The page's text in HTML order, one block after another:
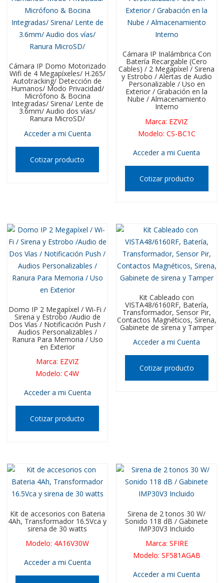
Cámara IP Domo Motorizado
Wifi de 4 Megapíxeles/ H.265/
Autotracking/ Detección de
Humanos/ Modo Privacidad/
Micrófono & Bocina
Integradas/ Sirena/ Lente de
3.6mm/ Audio dos vías/
Ranura MicroSD/
Acceder a mi Cuenta
Cotizar producto
Cámara IP Inalámbrica Con
Batería Recargable (Cero
Cables) / 2 Megapíxel / Sirena
y Estrobo / Alertas de Audio
Personalizable / Uso en
Exterior / Grabación en la
Nube / Almacenamiento
Interno
Marca: EZVIZ
Modelo: CS-BC1C
Acceder a mi Cuenta
Cotizar producto
Domo IP 2 Megapíxel / Wi-Fi /
Sirena y Estrobo /Audio de
Dos Vías / Notificación Push /
Audios Personalizables /
Ranura Para Memoria / Uso
en Exterior
Marca: EZVIZ
Modelo:C4W
Acceder a mi Cuenta
Cotizar producto
Kit Cableado con
VISTA48/6160RF, Batería,
Transformador, Sensor Pir,
Contactos Magnéticos, Sirena,
Gabinete de sirena y Tamper
Acceder a mi Cuenta
Cotizar producto
Kit de accesorios con Bateria
4Ah, Transformador 16.5Vca y
sirena de 30 watts
Modelo: 4A16V30W
Acceder a mi Cuenta
Sirena de 2 tonos 30 W/
Sonido 118 dB / Gabinete
IMP30V3 Incluido
Marca: SFIRE
Modelo: SF581AGAB
Acceder a mi Cuenta